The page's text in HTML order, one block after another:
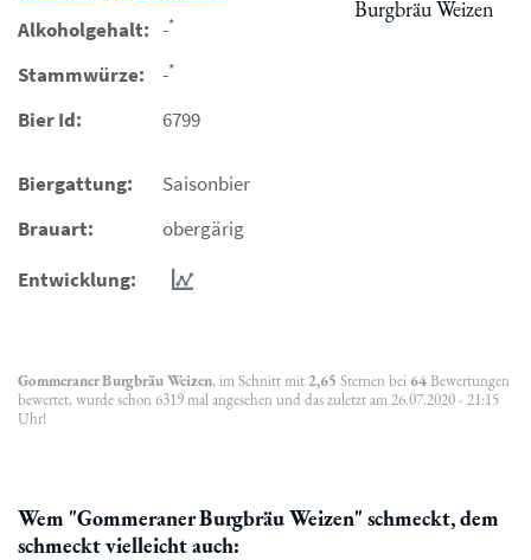
Alkoholgehalt: -*
Stammwürze: -*
Bier Id: 6799
Biergattung:
Saisonbier
Brauart:
obergärig
Entwicklung:
Gommeraner Burgbräu Weizen, im Schnitt mit 2,65 Sternen bei 64Bewertungen
bewertet, wurde schon 6319 mal angesehen und das zuletzt am 26.07.2020 - 21:15
Uhr!
Wem "Gommeraner Burgbräu Weizen" schmeckt, dem
schmeckt vielleicht auch: